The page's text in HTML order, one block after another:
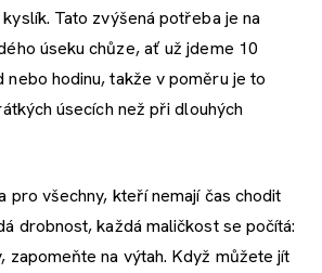
Tato zvýšená potřeba je na
úseku chůze, ať už jdeme 10
nebo hodinu, takže v poměru je to
úsecích než při dlouhých
pro všechny, kteří nemají čas chodit
drobnost, každá maličkost se počítá:
zapomeňte na výtah. Když můžete jít